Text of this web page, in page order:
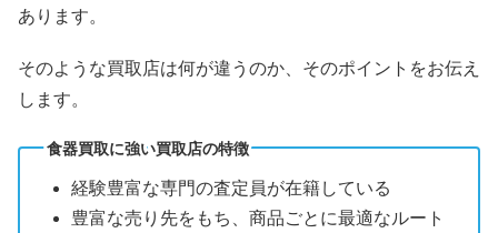
あります。
そのような買取店は何が違うのか、そのポイントをお伝え
します。
食器買取に強い買取店の特徴
経験豊富な専門の査定員が在籍している
豊富な売り先をもち、商品ごとに最適なルート